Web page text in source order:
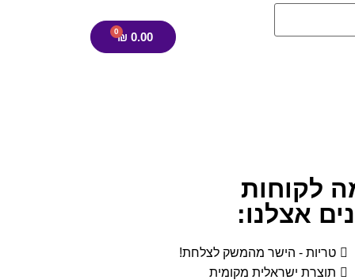
0.00
₪
לקוחות
אצלנו:
טריות - הישר מהמשק לצלחת!
תוצרת ישראלית מקומית